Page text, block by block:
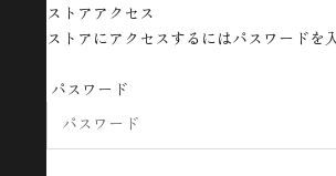
SOWAN【公式】| オンラ
ストアアクセス
ストアにアクセスするにはパスワードを
パスワード